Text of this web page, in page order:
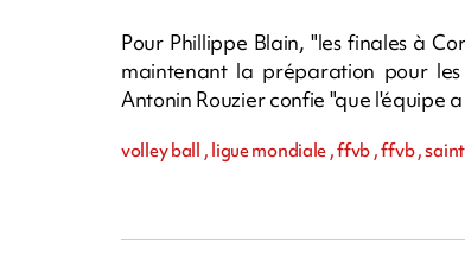
Pour Phillippe Blain, "les finales à
maintenant la préparation pour
Antonin Rouzier confie "que l'équipe
volley ball , ligue mondiale , ffvb , ffvb ,